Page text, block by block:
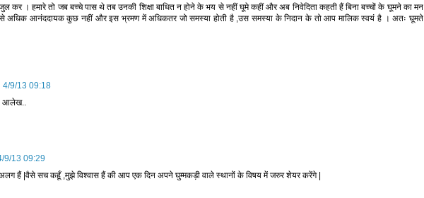
कर । हमारे तो जब बच्चे पास थे तब उनकी शिक्षा बाधित न होने के भय से नहीं घूमे कहीं और अब निवेदिता कहती हैं बिना बच्चों के घूमने का मन
अधिक आनंददायक कुछ नहीं और इस भ्रमण में अधिकतर जो समस्या होती है ,उस समस्या के निदान के तो आप मालिक स्वयं है । अतः घूमते
4/9/13 09:18
आलेख..
9/13 09:29
हैं |वैसे सच कहूँ ,मुझे विश्वास हैं की आप एक दिन अपने घुम्मकड़ी वाले स्थानों के विषय में जरुर शेयर करेंगे |